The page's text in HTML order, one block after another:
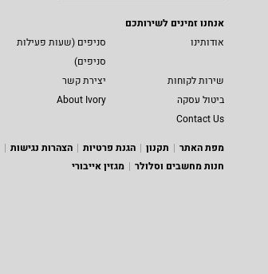
אנחנו זמינים לשירותכם
אודותינו
סניפים (שעות פעילות
סניפים)
שירות לקוחות
יצירת קשר
ביטול עסקה
About Ivory
Contact Us
מפת האתר
תקנון הגנת פרטיות
הצהרות נגישות
חנות מחשבים וסלולר
מגזין אייבורי